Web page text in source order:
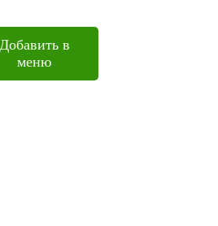
Добавить в
меню